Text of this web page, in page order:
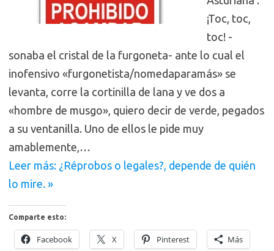
¡Toc, toc,
toc! -
sonaba el cristal de la furgoneta- ante lo cual el
inofensivo «furgonetista/nomedaparamás» se
levanta, corre la cortinilla de lana y ve dos a
«hombre de musgo», quiero decir de verde, pegados
a su ventanilla. Uno de ellos le pide muy
amablemente,…
Leer más: ¿Réprobos o legales?, depende de quién
lo mire. »
Comparte esto:
Facebook X Pinterest Más